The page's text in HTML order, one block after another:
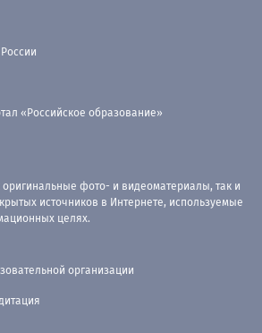
«Российское образование»
фото- и видеоматериалы, так и
источников в Интернете, используемые
целях.
организации